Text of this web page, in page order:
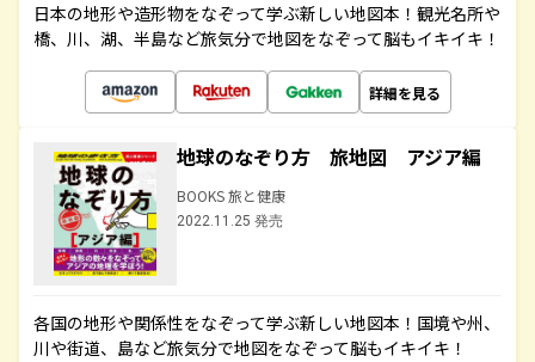
日本の地形や造形物をなぞって学ぶ新しい地図本！観光名所や
橋、川、湖、半島など旅気分で地図をなぞって脳もイキイキ！
詳細を見る
地球のなぞり方 旅地図 アジア編
BOOKS 旅と健康
2022.11.25 発売
各国の地形や関係性をなぞって学ぶ新しい地図本！国境や州、
川や街道、島など旅気分で地図をなぞって脳もイキイキ！